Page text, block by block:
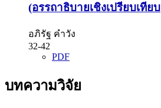
(อรรถาธิบายเชิงเปรียบเทียบ
อภิรัฐ คำวัง
32-42
PDF
บทความวิจัย